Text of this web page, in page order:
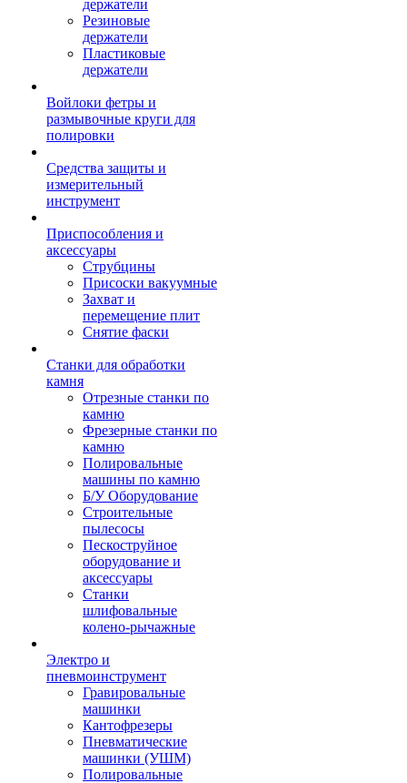
держатели
Резиновые
держатели
Пластиковые
держатели
Войлоки фетры и
размывочные круги для
полировки
Средства защиты и
измерительный
инструмент
Приспособления и
аксессуары
Струбцины
Присоски вакуумные
Захват и
перемещение плит
Снятие фаски
Станки для обработки
камня
Отрезные станки по
камню
Фрезерные станки по
камню
Полировальные
машины по камню
Б/У Оборудование
Строительные
пылесосы
Пескоструйное
оборудование и
аксессуары
Станки
шлифовальные
колено-рычажные
Электро и
пневмоинструмент
Гравировальные
машинки
Кантофрезеры
Пневматические
машинки (УШМ)
Полировальные